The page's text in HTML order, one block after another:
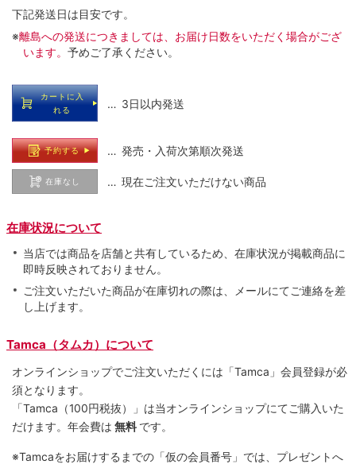
下記発送日は目安です。
※離島への発送につきましては、お届け日数をいただく場合がござ
います。 予めご了承ください。
カートに入
れる
… 3日以内発送
予約する … 発売・入荷次第順次発送
在庫なし … 現在ご注文いただけない商品
在庫状況について
当店では商品を店舗と共有しているため、在庫状況が掲載商品に
即時反映されておりません。
ご注文いただいた商品が在庫切れの際は、メールにてご連絡を差
し上げます。
Tamca（タムカ）について
オンラインショップでご注⽂いただくには「Tamca」会員登録が必
須となります。
「Tamca （100円税抜）
」は当オンラインショップにてご購⼊いた
だけます。 年会費は 無料 です。
※Tamcaをお届けするまでの「仮の会員番号」では、プレゼントへ